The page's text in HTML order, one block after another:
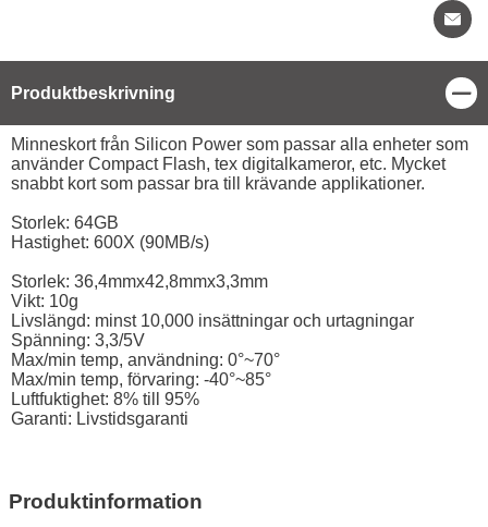
Produktbeskrivning
Produktbeskrivning
Minneskort från Silicon Power som passar alla enheter som
använder Compact Flash, tex digitalkameror, etc. Mycket
snabbt kort som passar bra till krävande applikationer.
Storlek: 64GB
Hastighet: 600X (90MB/s)
Storlek: 36,4mmx42,8mmx3,3mm
Vikt: 10g
Livslängd: minst 10,000 insättningar och urtagningar
Spänning: 3,3/5V
Max/min temp, användning: 0°~70°
Max/min temp, förvaring: -40°~85°
Luftfuktighet: 8% till 95%
Garanti: Livstidsgaranti
Produktinformation